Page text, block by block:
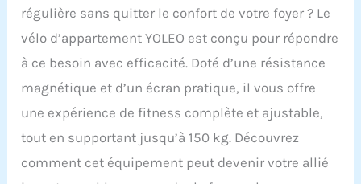
régulière sans quitter le confort de votre foyer ? Le
vélo d’appartement YOLEO est conçu pour répondre
à ce besoin avec efficacité. Doté d’une résistance
magnétique et d’un écran pratique, il vous offre
une expérience de fitness complète et ajustable,
tout en supportant jusqu’à 150 kg. Découvrez
comment cet équipement peut devenir votre allié